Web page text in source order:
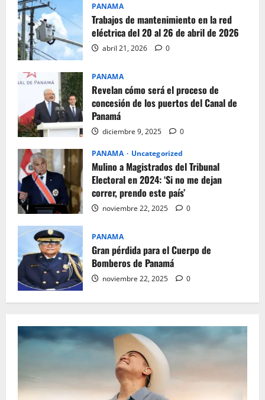
PANAMA
Trabajos de mantenimiento en la red
eléctrica del 20 al 26 de abril de 2026
abril 21, 2026 0
PANAMA
Revelan cómo será el proceso de
concesión de los puertos del Canal de
Panamá
diciembre 9, 2025 0
PANAMA Uncategorized
Mulino a Magistrados del Tribunal
Electoral en 2024: ‘Si no me dejan
correr, prendo este país’
noviembre 22, 2025 0
PANAMA
Gran pérdida para el Cuerpo de
Bomberos de Panamá
noviembre 22, 2025 0